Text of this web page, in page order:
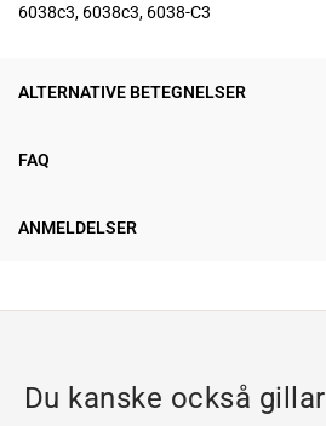
6038c3, 6038c3, 6038-C3
ALTERNATIVE BETEGNELSER
FAQ
ANMELDELSER
Du kanske också gillar